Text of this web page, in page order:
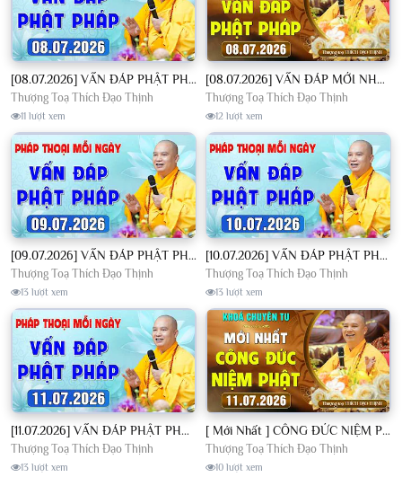
[08.07.2026] VẤN ĐÁP PHẬT PHÁP - Nghe Thầy giảng Pháp mỗi ngày CÔNG ĐỨC VÔ LƯỢNG│TT. Thích Đạo Thịnh
Thượng Toạ Thích Đạo Thịnh
11 lượt xem
[08.07.2026] VẤN ĐÁP MỚI NHẤT - Pháp Hội Địa Tạng Chùa Khai Nguyên | TT. Thích Đạo Thịnh
Thượng Toạ Thích Đạo Thịnh
12 lượt xem
[09.07.2026] VẤN ĐÁP PHẬT PHÁP - Nghe Thầy giảng Pháp mỗi ngày CÔNG ĐỨC VÔ LƯỢNG│TT. Thích Đạo Thịnh
Thượng Toạ Thích Đạo Thịnh
13 lượt xem
[10.07.2026] VẤN ĐÁP PHẬT PHÁP - Nghe Thầy giảng Pháp mỗi ngày CÔNG ĐỨC VÔ LƯỢNG│TT. Thích Đạo Thịnh
Thượng Toạ Thích Đạo Thịnh
13 lượt xem
[11.07.2026] VẤN ĐÁP PHẬT PHÁP - Nghe Thầy giảng Pháp mỗi ngày CÔNG ĐỨC VÔ LƯỢNG│TT. Thích Đạo Thịnh
Thượng Toạ Thích Đạo Thịnh
13 lượt xem
[ Mới Nhất ] CÔNG ĐỨC NIỆM PHẬT - Khoá Chuyên Tu Chùa Khai Nguyên 11/07/2026 | TT. Thích Đạo Thịnh
Thượng Toạ Thích Đạo Thịnh
10 lượt xem